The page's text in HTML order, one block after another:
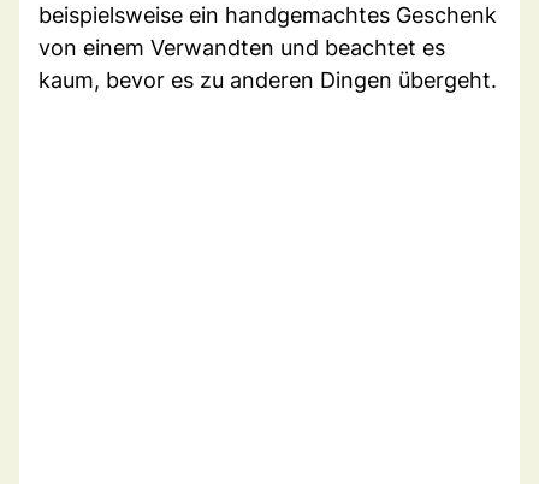
beispielsweise ein handgemachtes Geschenk
von einem Verwandten und beachtet es
kaum, bevor es zu anderen Dingen übergeht.